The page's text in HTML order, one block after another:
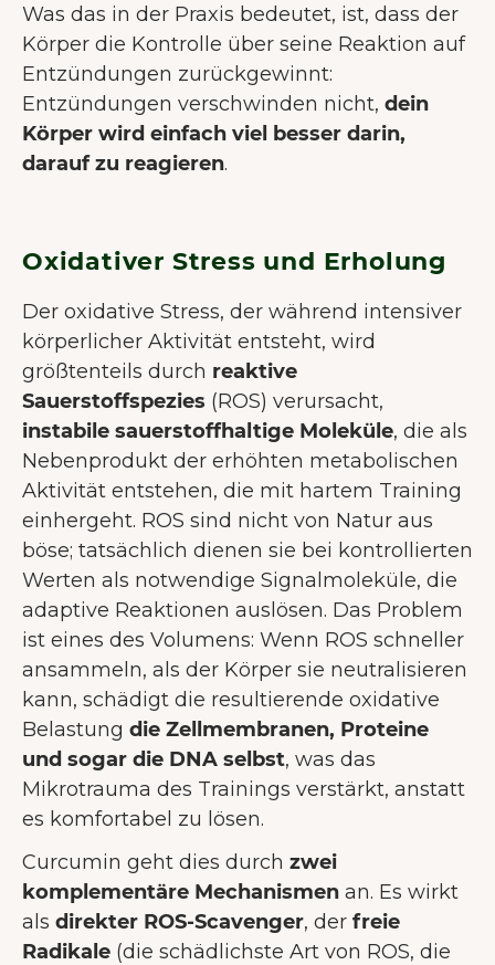
Was das in der Praxis bedeutet, ist, dass der
Körper die Kontrolle über seine Reaktion auf
Entzündungen zurückgewinnt:
Entzündungen verschwinden nicht, dein
Körper wird einfach viel besser darin,
darauf zu reagieren.
Oxidativer Stress und Erholung
Der oxidative Stress, der während intensiver
körperlicher Aktivität entsteht, wird
größtenteils durch reaktive
Sauerstoffspezies (ROS) verursacht,
instabile sauerstoffhaltige Moleküle, die als
Nebenprodukt der erhöhten metabolischen
Aktivität entstehen, die mit hartem Training
einhergeht. ROS sind nicht von Natur aus
böse; tatsächlich dienen sie bei kontrollierten
Werten als notwendige Signalmoleküle, die
adaptive Reaktionen auslösen. Das Problem
ist eines des Volumens: Wenn ROS schneller
ansammeln, als der Körper sie neutralisieren
kann, schädigt die resultierende oxidative
Belastung die Zellmembranen, Proteine
und sogar die DNA selbst, was das
Mikrotrauma des Trainings verstärkt, anstatt
es komfortabel zu lösen.
Curcumin geht dies durch zwei
komplementäre Mechanismen an. Es wirkt
als direkter ROS-Scavenger, der freie
Radikale (die schädlichste Art von ROS, die